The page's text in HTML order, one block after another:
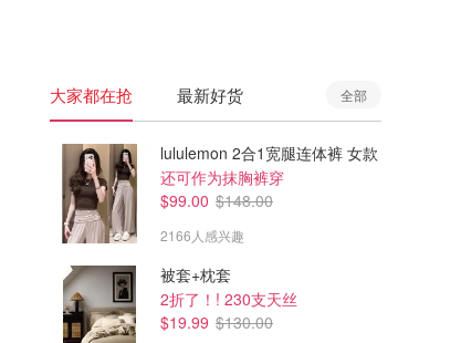
大家都在抢 最新好货 全部
lululemon 2合1宽腿连体裤 女款
还可作为抹胸裤穿
$99.00 $148.00
2166人感兴趣
被套+枕套
2折了！! 230支天丝
$19.99 $130.00